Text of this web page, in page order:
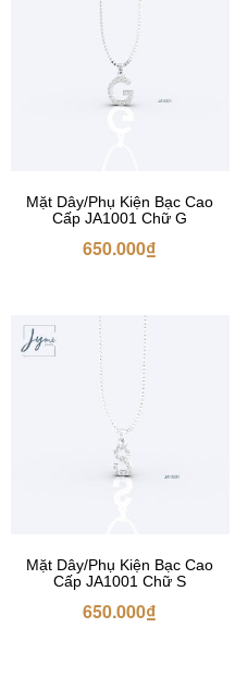
Mặt Dây/Phụ Kiện Bạc Cao
Cấp JA1001 Chữ G
650.000₫
Mặt Dây/Phụ Kiện Bạc Cao
Cấp JA1001 Chữ S
650.000₫